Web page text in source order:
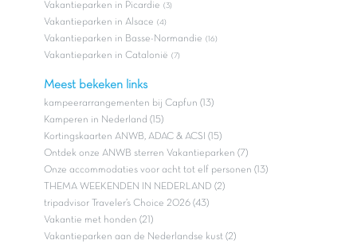
Vakantieparken in Picardie (3)
Vakantieparken in Alsace (4)
Vakantieparken in Basse-Normandie (16)
Vakantieparken in Catalonië (7)
Meest bekeken links
kampeerarrangementen bij Capfun (13)
Kamperen in Nederland (15)
Kortingskaarten ANWB, ADAC & ACSI (15)
Ontdek onze ANWB sterren Vakantieparken (7)
Onze accommodaties voor acht tot elf personen (13)
THEMA WEEKENDEN IN NEDERLAND (2)
tripadvisor Traveler’s Choice 2026 (43)
Vakantie met honden (21)
Vakantieparken aan de Nederlandse kust (2)